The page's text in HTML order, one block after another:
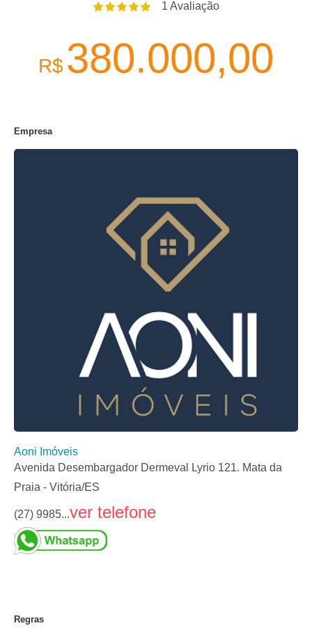
1 Avaliação
R$380.000,00
Empresa
Aoni Imóveis
Avenida Desembargador Dermeval Lyrio 121. Mata da
Praia - Vitória/ES
(27) 9985...ver telefone
Regras